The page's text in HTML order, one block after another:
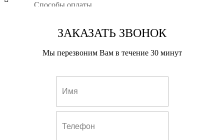
Способы оплаты
Почему мы
Как мы работаем
Установка Триколор
Спутниковый интернет
ЗАКАЗАТЬ ЗВОНОК
Мы перезвоним Вам в течение 30 минут